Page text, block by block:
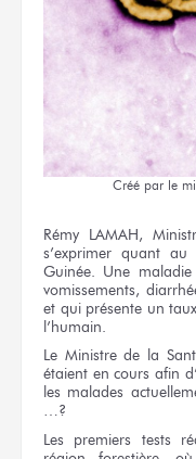
Créé par le
Rémy LAMAH,
s’exprimer quant
Guinée. Une
vomissements,
et qui présente un
l’humain.
Le Ministre de la
étaient en cours afin
les malades
…?
Les premiers tests